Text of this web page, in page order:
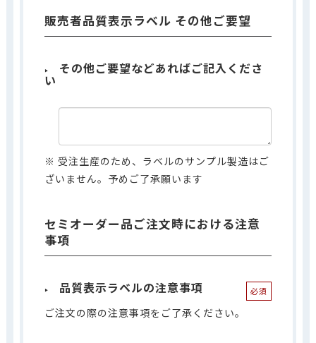
販売者品質表示ラベル その他ご要望
その他ご要望などあればご記入くださ
い
※ 受注生産のため、ラベルのサンプル製造はご
ざいません。予めご了承願います
セミオーダー品ご注文時における注意
事項
品質表示ラベルの注意事項 必須
ご注文の際の注意事項をご了承ください。